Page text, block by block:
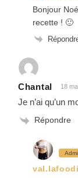
Bonjour
recette ! 🙂
Chantal 18
Je n’ai qu’un
Répondre